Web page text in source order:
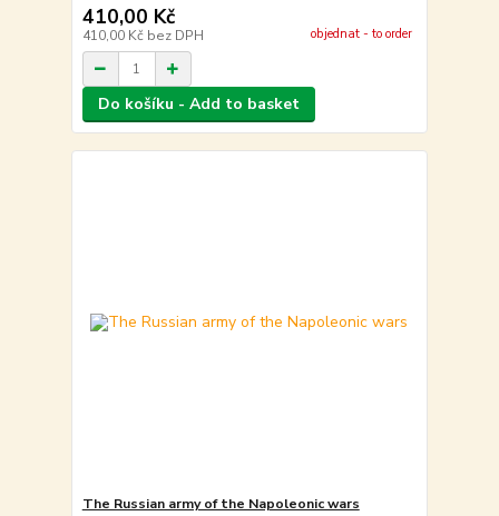
410,00 Kč
410,00 Kč bez DPH objednat - to order
Do košíku - Add to basket
The Russian army of the Napoleonic wars